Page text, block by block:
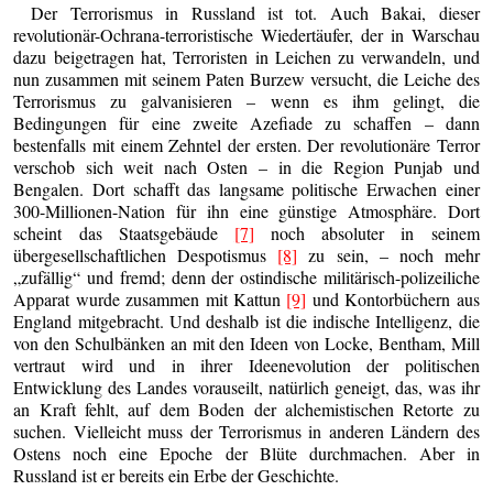
Der Terrorismus in Russland ist tot. Auch Bakai, dieser
revolutionär-Ochrana-terroristische Wiedertäufer, der in Warschau
dazu beigetragen hat, Terroristen in Leichen zu verwandeln, und
nun zusammen mit seinem Paten Burzew versucht, die Leiche des
Terrorismus zu galvanisieren – wenn es ihm gelingt, die
Bedingungen für eine zweite Azefiade zu schaffen – dann
bestenfalls mit einem Zehntel der ersten. Der revolutionäre Terror
verschob sich weit nach Osten – in die Region Punjab und
Bengalen. Dort schafft das langsame politische Erwachen einer
300-Millionen-Nation für ihn eine günstige Atmosphäre. Dort
scheint das Staatsgebäude [7] noch absoluter in seinem
übergesellschaftlichen Despotismus [8] zu sein, – noch mehr
„zufällig“ und fremd; denn der ostindische militärisch-polizeiliche
Apparat wurde zusammen mit Kattun [9] und Kontorbüchern aus
England mitgebracht. Und deshalb ist die indische Intelligenz, die
von den Schulbänken an mit den Ideen von Locke, Bentham, Mill
vertraut wird und in ihrer Ideenevolution der politischen
Entwicklung des Landes vorauseilt, natürlich geneigt, das, was ihr
an Kraft fehlt, auf dem Boden der alchemistischen Retorte zu
suchen. Vielleicht muss der Terrorismus in anderen Ländern des
Ostens noch eine Epoche der Blüte durchmachen. Aber in
Russland ist er bereits ein Erbe der Geschichte.